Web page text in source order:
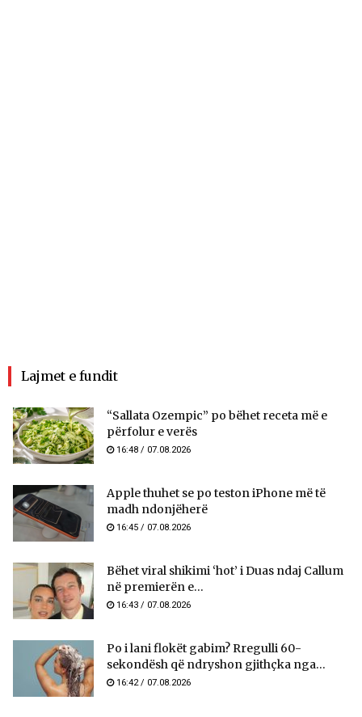
Lajmet e fundit
“Sallata Ozempic” po bëhet receta më e
përfolur e verës
16:48 / 07.08.2026
Apple thuhet se po teston iPhone më të
madh ndonjëherë
16:45 / 07.08.2026
Bëhet viral shikimi ‘hot’ i Duas ndaj Callum
në premierën e...
16:43 / 07.08.2026
Po i lani flokët gabim? Rregulli 60-
sekondësh që ndryshon gjithçka nga...
16:42 / 07.08.2026